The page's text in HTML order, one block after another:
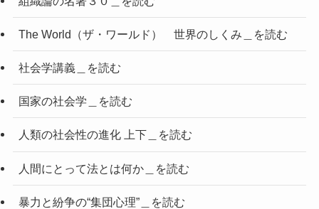
The World（ザ・ワールド） 世界のしくみ＿を読む
社会学講義＿を読む
国家の社会学＿を読む
人類の社会性の進化 上下＿を読む
人間にとって法とは何か＿を読む
暴力と紛争の“集団心理”＿を読む